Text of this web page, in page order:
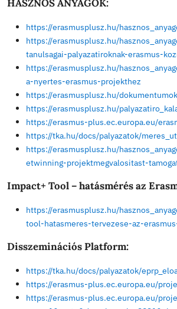
TEA
https://tpf.hu/hir/19174/tea-
https://
HASZNOS ANYAGOK:
https://erasmusplusz.hu/
tanulsagai-palyazatiroknak-
https://erasmusplusz.hu/
a-nyertes-erasmus-projekthez